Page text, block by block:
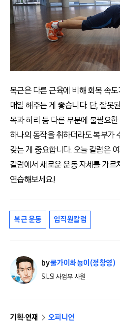
복근은 다른 근육에 비해 회복 속
매일 해주는 게 좋습니다. 단, 잘못
목과 허리 등 다른 부분에 불필요
하나의 동작을 취하더라도 복부가
갖는 게 중요합니다. 오늘 칼럼은
칼럼에서 새로운 운동 자세를 가르
연습해보세요!
복근 운동 임직원칼럼
by쿨가이촤뇽이(정창영)
S.LSI 사업부 사원
기획·연재
오피니언